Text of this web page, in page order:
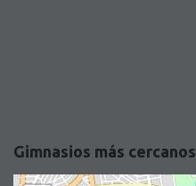
Gimnasios más cercanos